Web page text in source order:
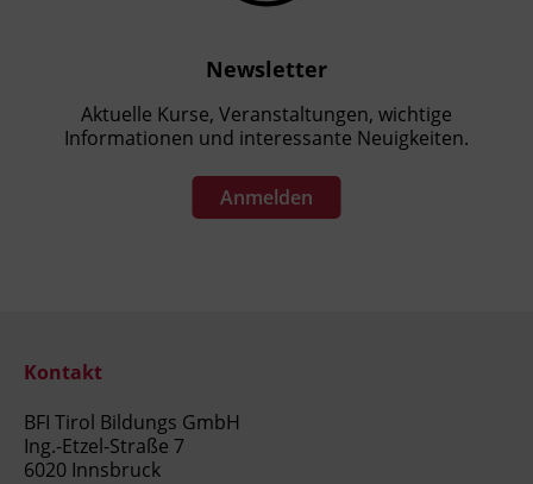
Newsletter
Aktuelle Kurse, Veranstaltungen, wichtige
Informationen und interessante Neuigkeiten.
Anmelden
Kontakt
BFI Tirol Bildungs GmbH
Ing.-Etzel-Straße 7
6020 Innsbruck